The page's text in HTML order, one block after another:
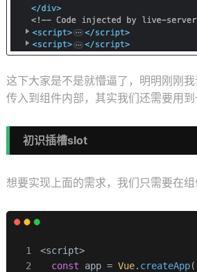
这下大家是不是就懵逼了，明明刚刚
传入到组件内部，其实我们还需要用
初识插槽slot
想要实现上面的需求，我们只需要在
<script>
const app = Vue. createApp